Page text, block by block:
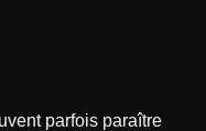
parfois paraître